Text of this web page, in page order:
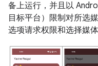
备上运行，并且以
目标平台）限制对所选
选项请求权限和选择媒体